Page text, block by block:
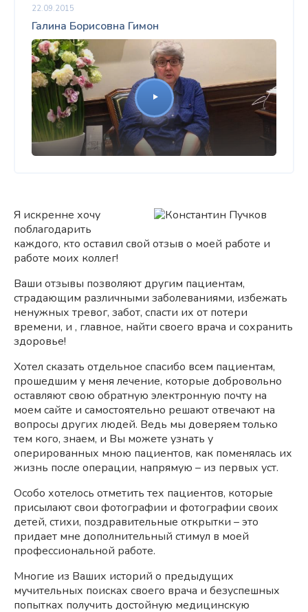
22.09.2015
Галина Борисовна Гимон
Я искренне хочу
поблагодарить
каждого, кто оставил свой отзыв о моей работе и
работе моих коллег!
Ваши отзывы позволяют другим пациентам,
страдающим различными заболеваниями, избежать
ненужных тревог, забот, спасти их от потери
времени, и , главное, найти своего врача и сохранить
здоровье!
Хотел сказать отдельное спасибо всем пациентам,
прошедшим у меня лечение, которые добровольно
оставляют свою обратную электронную почту на
моем сайте и самостоятельно решают отвечают на
вопросы других людей. Ведь мы доверяем только
тем кого, знаем, и Вы можете узнать у
оперированных мною пациентов, как поменялась их
жизнь после операции, напрямую – из первых уст.
Особо хотелось отметить тех пациентов, которые
присылают свои фотографии и фотографии своих
детей, стихи, поздравительные открытки – это
придает мне дополнительный стимул в моей
профессиональной работе.
Многие из Ваших историй о предыдущих
мучительных поисках своего врача и безуспешных
попытках получить достойную медицинскую